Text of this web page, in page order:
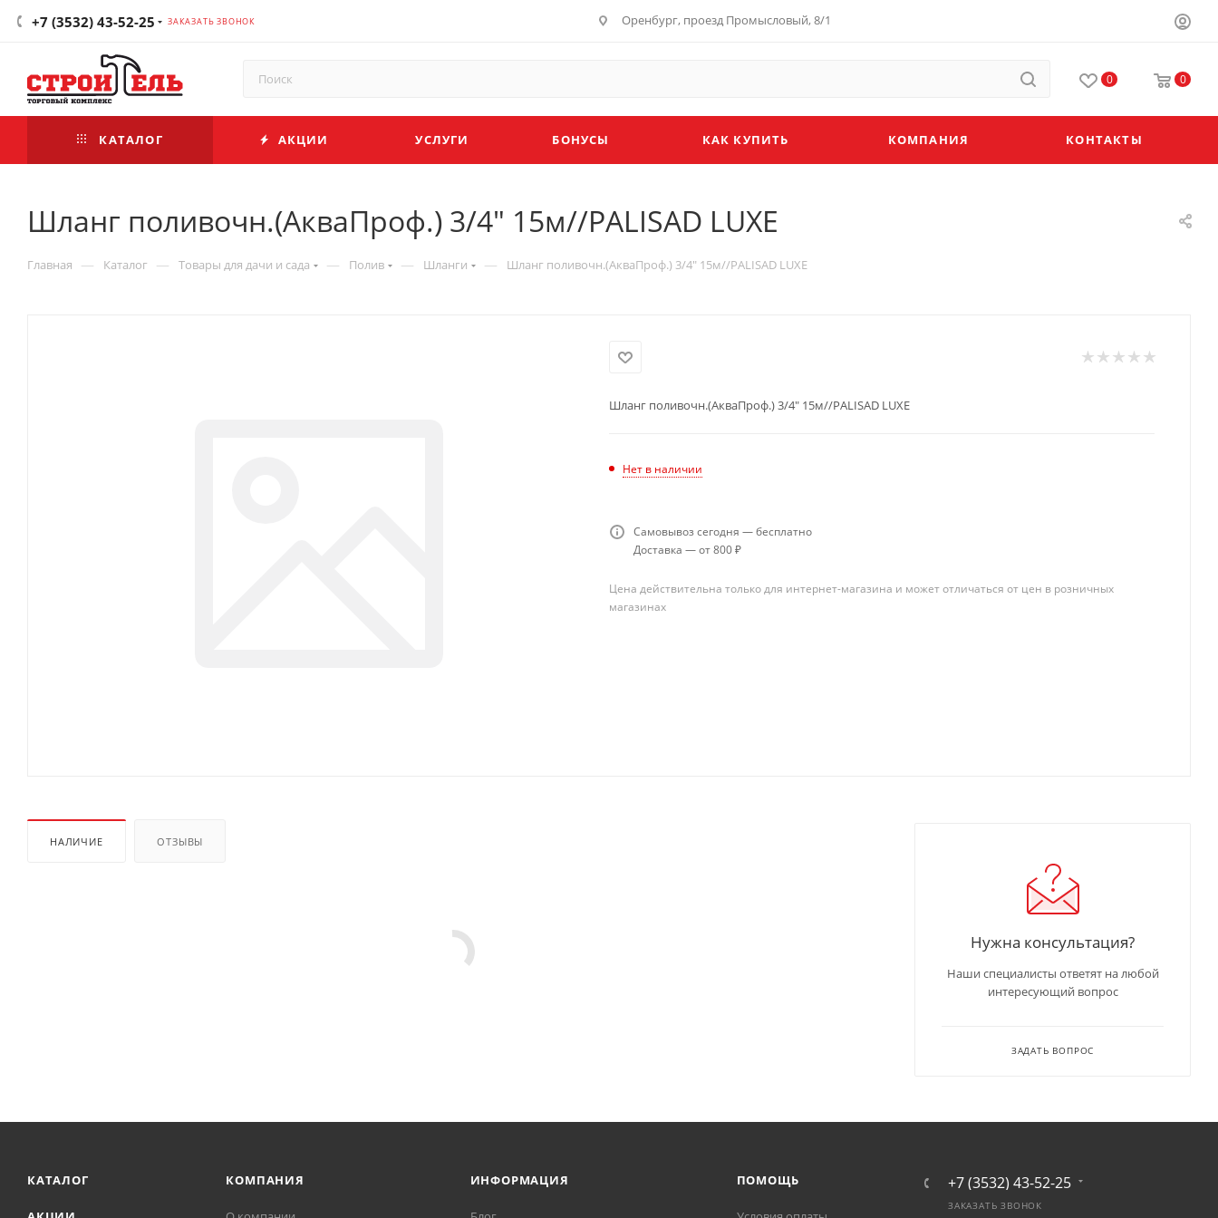
+7 (3532) 43-52-25 ЗАКАЗАТЬ ЗВОНОК Оренбург, проезд Промысловый, 8/1
0 0
КАТАЛОГ АКЦИИ УСЛУГИ БОНУСЫ КАК КУПИТЬ КОМПАНИЯ КОНТАКТЫ
Шланг поливочн.(АкваПроф.) 3/4" 15м//PALISAD LUXE
Главная — Каталог — Товары для дачи и сада — Полив — Шланги — Шланг поливочн.(АкваПроф.) 3/4" 15м//PALISAD LUXE
Шланг поливочн.(АкваПроф.) 3/4" 15м//PALISAD LUXE
Нет в наличии
Самовывоз сегодня — бесплатно
Доставка — от 800 ₽
Цена действительна только для интернет-магазина и может отличаться от цен в розничных
магазинах
НАЛИЧИЕ ОТЗЫВЫ
Нужна консультация?
Наши специалисты ответят на любой
интересующий вопрос
ЗАДАТЬ ВОПРОС
КАТАЛОГ КОМПАНИЯ ИНФОРМАЦИЯ ПОМОЩЬ +7 (3532) 43-52-25
ЗАКАЗАТЬ ЗВОНОК